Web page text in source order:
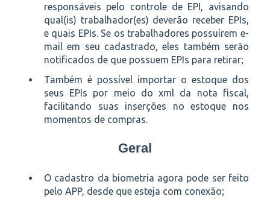
responsáveis pelo controle de EPI, avisando
qual(is) trabalhador(es) deverão receber EPIs,
e quais EPIs. Se os trabalhadores possuírem e-
mail em seu cadastrado, eles também serão
notificados de que possuem EPIs para retirar;
Também é possível importar o estoque dos
seus EPIs por meio do xml da nota fiscal,
facilitando suas inserções no estoque nos
momentos de compras.
Geral
O cadastro da biometria agora pode ser feito
pelo APP, desde que esteja com conexão;